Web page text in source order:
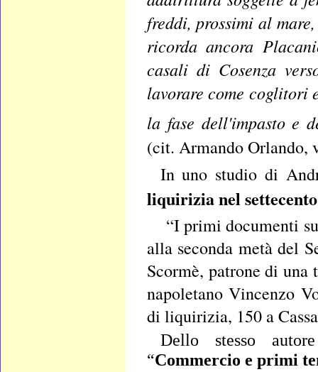
freddi, prossimi al
ricorda ancora
casali di Cosenza
lavorare come coglitori
la fase dell'impasto e
(cit. Armando Orlando,
In uno studio di
liquirizia nel settecento
“I primi documenti
alla seconda metà del
Scormè, patrone di una
napoletano Vincenzo
di liquirizia, 150 a
Dello stesso
“Commercio e primi